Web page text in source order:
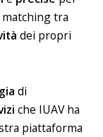
tra
dei propri
di
che IUAV ha
piattaforma